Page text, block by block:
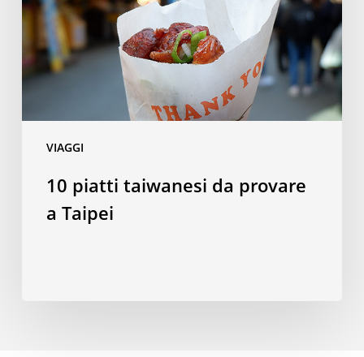
VIAGGI
a
Taipei
10 piatti taiwanesi da provare
a Taipei